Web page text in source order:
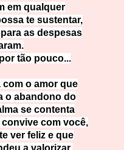
em qualquer
te sustentar,
as despesas
tão pouco...
o amor que
o abandono do
se contenta
com você,
ver feliz e que
a valorizar.